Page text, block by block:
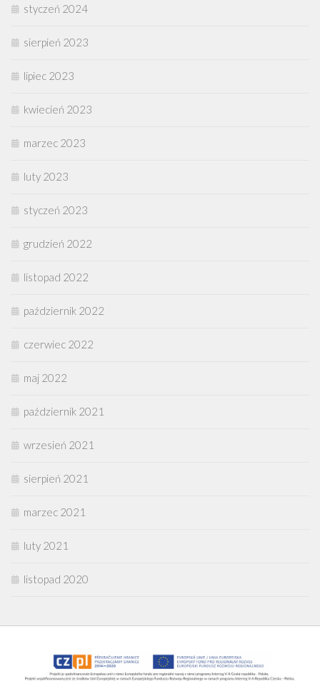
styczeń 2024
sierpień 2023
lipiec 2023
kwiecień 2023
marzec 2023
luty 2023
styczeń 2023
grudzień 2022
listopad 2022
październik 2022
czerwiec 2022
maj 2022
październik 2021
wrzesień 2021
sierpień 2021
marzec 2021
luty 2021
listopad 2020